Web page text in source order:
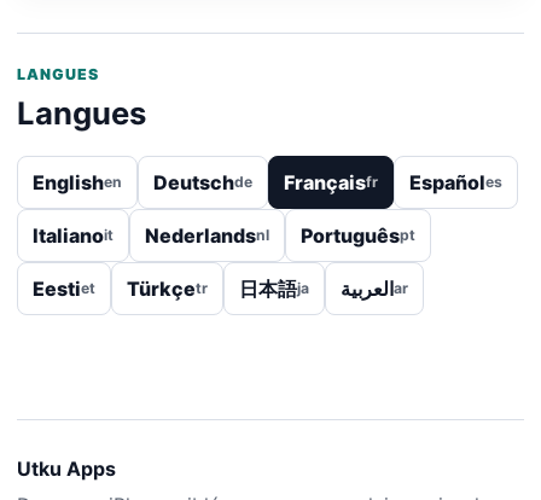
LANGUES
Langues
Englishen Deutschde Françaisfr Españoles
Italianoit Nederlandsnl Portuguêspt
Eestiet Türkçetr 日本語ja العربيةar
Utku Apps